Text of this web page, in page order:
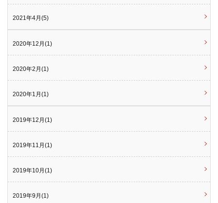
2021年4月(5)
2020年12月(1)
2020年2月(1)
2020年1月(1)
2019年12月(1)
2019年11月(1)
2019年10月(1)
2019年9月(1)